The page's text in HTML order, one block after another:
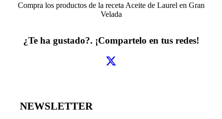
Compra los productos de la receta Aceite de Laurel en Gran
Velada
¿Te ha gustado?. ¡Compartelo en tus redes!
NEWSLETTER